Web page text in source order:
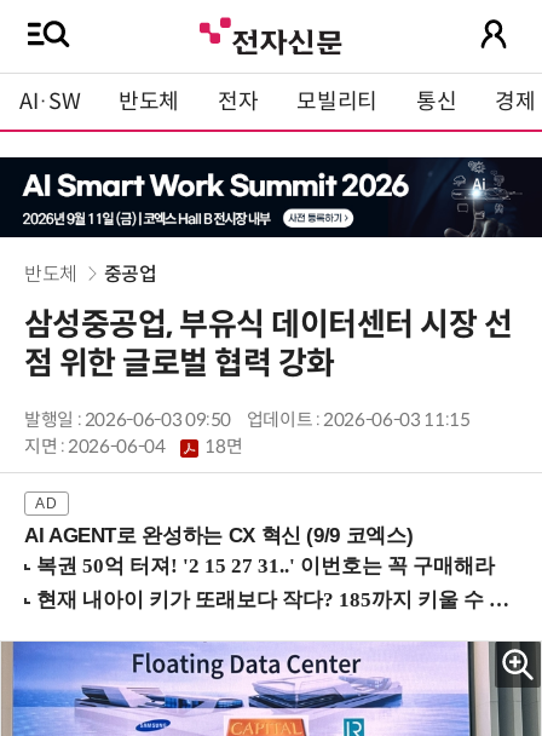
AI·SW 반도체 전자 모빌리티 통신 경제
반도체 중공업
삼성중공업, 부유식 데이터센터 시장 선
점 위한 글로벌 협력 강화
발행일 : 2026-06-03 09:50
업데이트 : 2026-06-03 11:15
지면 :2026-06-04 18면
AI AGENT로 완성하는 CX 혁신 (9/9 코엑스)